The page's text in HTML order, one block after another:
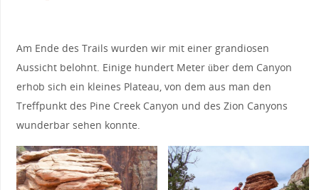
Am Ende des Trails wurden wir mit einer grandiosen
Aussicht belohnt. Einige hundert Meter über dem Canyon
erhob sich ein kleines Plateau, von dem aus man den
Treffpunkt des Pine Creek Canyon und des Zion Canyons
wunderbar sehen konnte.